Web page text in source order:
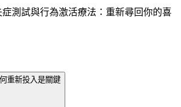
症測試與行為激活療法：重新尋回你的喜
重新投入是關鍵